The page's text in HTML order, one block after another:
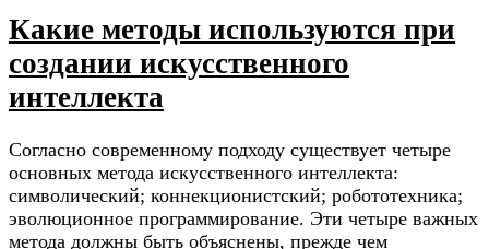
Какие методы используются при
создании искусственного
интеллекта
Согласно современному подходу существует четыре
основных метода искусственного интеллекта:
символический; коннекционистский; робототехника;
эволюционное программирование. Эти четыре важных
метода должны быть объяснены, прежде чем